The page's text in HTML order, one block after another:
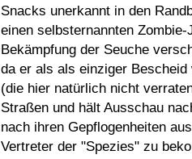
Snacks unerkannt in den
einen selbsternannten
Bekämpfung der Seuche
da er als als einziger
(die hier natürlich nicht
Straßen und hält Ausschau
nach ihren Gepflogenheiten
Vertreter der "Spezies" zu